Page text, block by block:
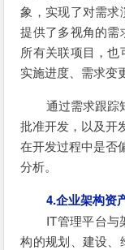
象，实现了对需求
提供了多视角的需
所有关联项目，
实施进度、需求变
通过需求跟踪
批准开发，以及开
在开发过程中是否
分析。
4.企业架构资
IT管理平台与
构的规划、建设、